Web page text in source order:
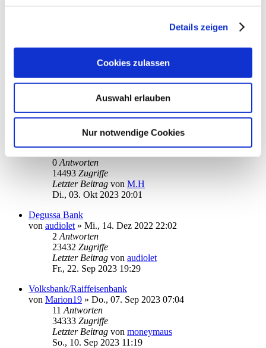
Details zeigen
Cookies zulassen
Auswahl erlauben
Nur notwendige Cookies
vonHarriy»So., 19. Nov 2023 21:51
Mo., 20. Nov 2023 09:32
Commerzbank Synchronisation
vonDuesentrieb83er»Mi., 04. Okt 2023 16:15
Zugriffe
Letzter Beitragvonebi_f
Di., 14. Nov 2023 09:58
Gesichtserkennung beim Galaxy Tab A8
0 Antworten
14493 Zugriffe
Letzter Beitrag von M.H
Di., 03. Okt 2023 20:01
Degussa Bank
von audiolet » Mi., 14. Dez 2022 22:02
2 Antworten
23432 Zugriffe
Letzter Beitrag von audiolet
Fr., 22. Sep 2023 19:29
Volksbank/Raiffeisenbank
von Marion19 » Do., 07. Sep 2023 07:04
11 Antworten
34333 Zugriffe
Letzter Beitrag von moneymaus
So., 10. Sep 2023 11:19